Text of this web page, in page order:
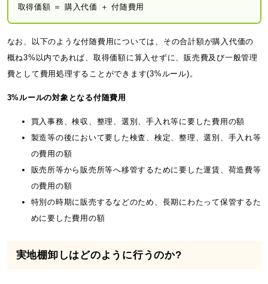
取得価額 ＝ 購入代価 ＋ 付随費用
なお、以下のような付随費用については、その合計額が購入代価の
概ね3%以内であれば、取得価額に算入せずに、販売費及び一般管理
費として費用処理することができます(3%ルール)。
3%ルールの対象となる付随費用
買入事務、検収、整理、選別、手入れ等に要した費用の額
製造等の後において要した検査、検定、整理、選別、手入れ等
の費用の額
販売所等から販売所等へ移管するために要した運賃、荷造費等
の費用の額
特別の時期に販売するなどのため、長期にわたって保管するた
めに要した費用の額
実地棚卸しはどのように行うのか?